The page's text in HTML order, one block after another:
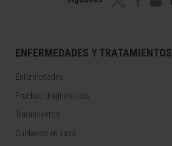
ENFERMEDADES Y TRATAMIENTOS
Enfermedades
Pruebas diagnósticas
Tratamientos
Cuidados en casa